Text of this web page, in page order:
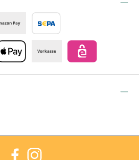
Pay
Banktransfer
Vorkasse
FacebookInstagram